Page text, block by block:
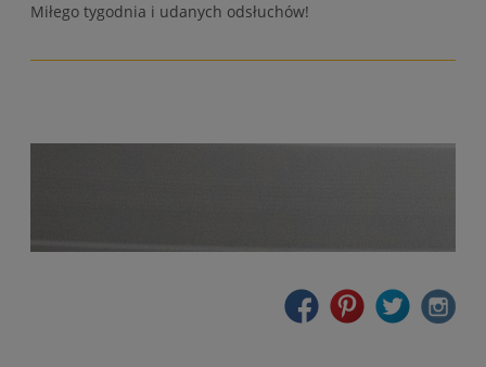
Miłego tygodnia i udanych odsłuchów!